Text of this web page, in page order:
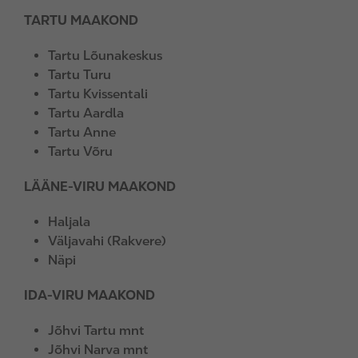
TARTU MAAKOND
Tartu Lõunakeskus
Tartu Turu
Tartu Kvissentali
Tartu Aardla
Tartu Anne
Tartu Võru
LÄÄNE-VIRU MAAKOND
Haljala
Väljavahi (Rakvere)
Näpi
IDA-VIRU MAAKOND
Jõhvi Tartu mnt
Jõhvi Narva mnt